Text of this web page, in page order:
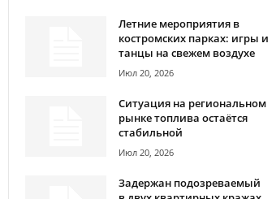
Летние мероприятия в
костромских парках: игры и
танцы на свежем воздухе
Июл 20, 2026
Ситуация на региональном
рынке топлива остаётся
стабильной
Июл 20, 2026
Задержан подозреваемый